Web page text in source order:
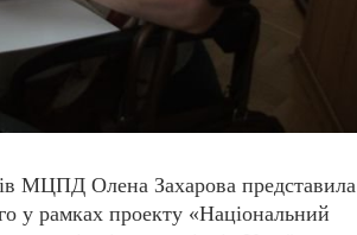
МЦПД Олена Захарова представила
у рамках проекту «Національний